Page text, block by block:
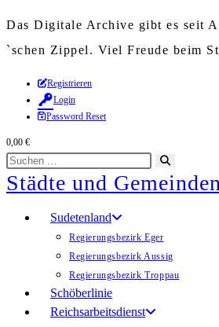
Das Digitale Archive gibt es seit
`schen Zippel. Viel Freude beim
Zum
Inhalt
springen
Registrieren
Login
Password Reset
0,00 €
Diese
Website
durchsuchen
starten
Städte und
Sudetenland
Regierungsbezirk Eger
Regierungsbezirk Aussig
Regierungsbezirk Troppau
Schöberlinie
Reichsarbeitsdienst